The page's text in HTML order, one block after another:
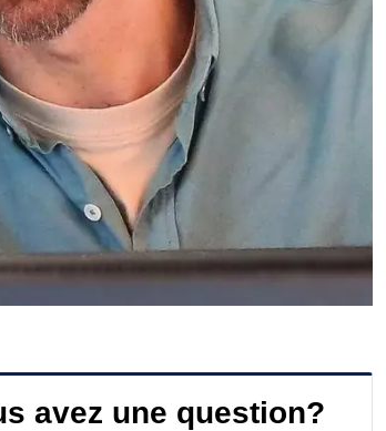
avez une question?